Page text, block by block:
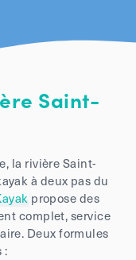
Saint-
la rivière Saint-
à deux pas du
propose des
complet, service
Deux formules
: